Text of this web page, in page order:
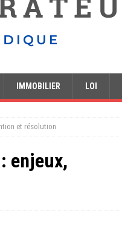
IMMOBILIER LOI
et résolution
enjeux,